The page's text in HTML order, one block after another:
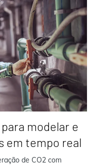
modelar e
em tempo real
de CO2 com